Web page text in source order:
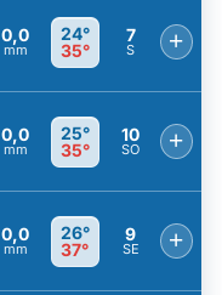
0,0
mm
24°
35°
7
S +
0,0
mm
25°
35°
10
SO +
0,0
mm
26°
37°
9
SE +